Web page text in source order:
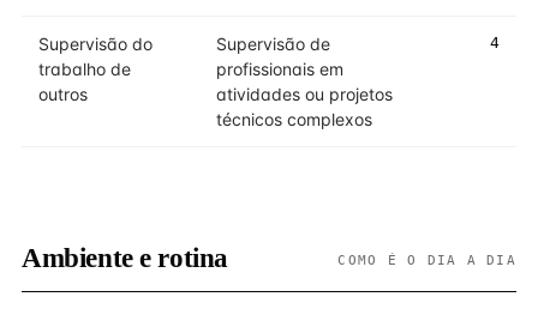
Supervisão do
trabalho de
outros
Supervisão de
profissionais em
atividades ou projetos
técnicos complexos
4
Ambiente e rotina COMO É O DIA A DIA